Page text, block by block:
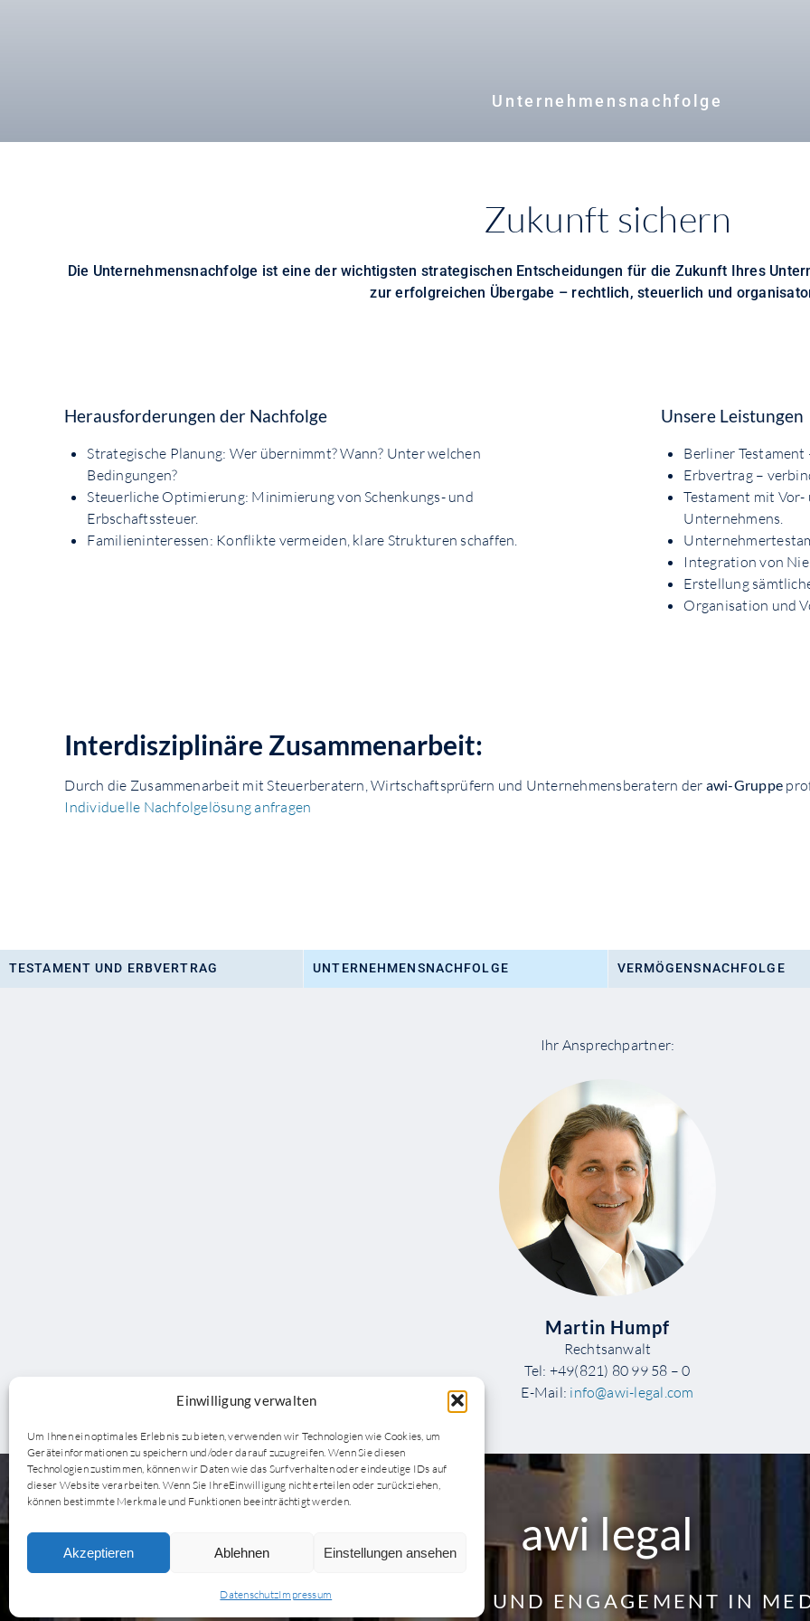
Einwilligung verwalten
Um Ihnen ein optimales Erlebnis zu bieten, verwenden wir Technologien wie Cookies, um
Geräteinformationen zu speichern und/oder darauf zuzugreifen. Wenn Sie diesen
Technologien zustimmen, können wir Daten wie das Surfverhalten oder eindeutige IDs auf
dieser Website verarbeiten. Wenn Sie IhreEinwilligung nicht erteilen oder zurückziehen,
können bestimmte Merkmale und Funktionen beeinträchtigt werden.
Akzeptieren Ablehnen Einstellungen ansehen
DatenschutzImpressum
Unternehmensnachfolge
Zukunft sichern
Die Unternehmensnachfolge ist eine der wichtigsten strategischen Entscheidungen für die Zukunft Ihres
zur erfolgreichen Übergabe – rechtlich, steuerlich und
Herausforderungen der Nachfolge
Strategische Planung: Wer übernimmt? Wann? Unter welchen
Bedingungen?
Steuerliche Optimierung: Minimierung von Schenkungs- und
Erbschaftssteuer.
Familieninteressen: Konflikte vermeiden, klare Strukturen schaffen.
Unsere Leistungen
Berliner Testament
Erbvertrag –
Testament mit
Unternehmens.
Integration von
Erstellung
Organisation und
Interdisziplinäre Zusammenarbeit:
Durch die Zusammenarbeit mit Steuerberatern, Wirtschaftsprüfern und Unternehmensberatern der awi-Gruppe
Individuelle Nachfolgelösung anfragen
TESTAMENT UND ERBVERTRAG UNTERNEHMENS­NACHFOLGE VERMÖGENS­NACHFOLGE
Ihr Ansprechpartner:
Martin Humpf
Rechtsanwalt
Tel: +49(821) 80 99 58 – 0
E-Mail: info@awi-legal.com
awi legal
KOMPETENZ UND ENGAGEMENT IN